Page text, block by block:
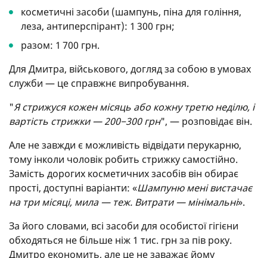
косметичні засоби (шампунь, піна для гоління,
леза, антиперспірант): 1 300 грн;
разом: 1 700 грн.
Для Дмитра, військового, догляд за собою в умовах
служби — це справжнє випробування.
"Я стрижуся кожен місяць або кожну третю неділю, і
вартість стрижки — 200−300 грн", — розповідає він.
Але не завжди є можливість відвідати перукарню,
тому інколи чоловік робить стрижку самостійно.
Замість дорогих косметичних засобів він обирає
прості, доступні варіанти: «Шампуню мені вистачає
на три місяці, мила — теж. Витрати — мінімальні».
За його словами, всі засоби для особистої гігієни
обходяться не більше ніж 1 тис. грн за пів року.
Дмитро економить, але це не заважає йому